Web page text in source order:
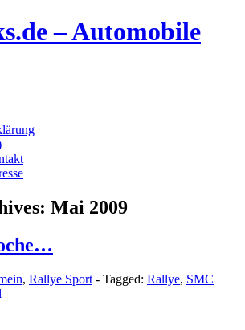
Mai 2009
, Rallye Sport - Tagged: Rallye, SMC